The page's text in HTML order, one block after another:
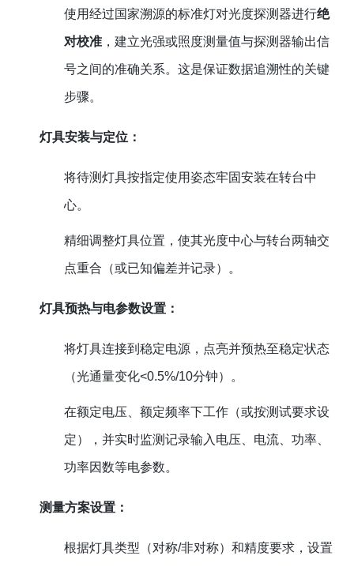
使用经过国家溯源的标准灯对光度探测器进行绝
对校准，建立光强或照度测量值与探测器输出信
号之间的准确关系。这是保证数据追溯性的关键
步骤。
灯具安装与定位：
将待测灯具按指定使用姿态牢固安装在转台中
心。
精细调整灯具位置，使其光度中心与转台两轴交
点重合（或已知偏差并记录）。
灯具预热与电参数设置：
将灯具连接到稳定电源，点亮并预热至稳定状态
（光通量变化<0.5%/10分钟）。
在额定电压、额定频率下工作（或按测试要求设
定），并实时监测记录输入电压、电流、功率、
功率因数等电参数。
测量方案设置：
根据灯具类型（对称/非对称）和精度要求，设置